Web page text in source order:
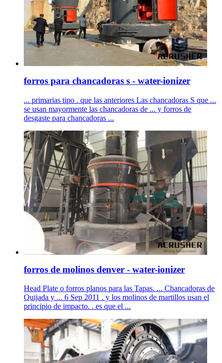
forros para chancadoras s - water-ionizer
... primarias tipo . que las anteriores Las chancadoras S que ...
se usan mayormente las chancadoras de ... y forros de
desgaste para chancadoras ...
forros de molinos denver - water-ionizer
Head Plate o forros planos para las Tapas. ... Chancadoras de
Quijada y ... 6 Sep 2011 . y los molinos de martillos usan el
principio de impacto. . es que el ...